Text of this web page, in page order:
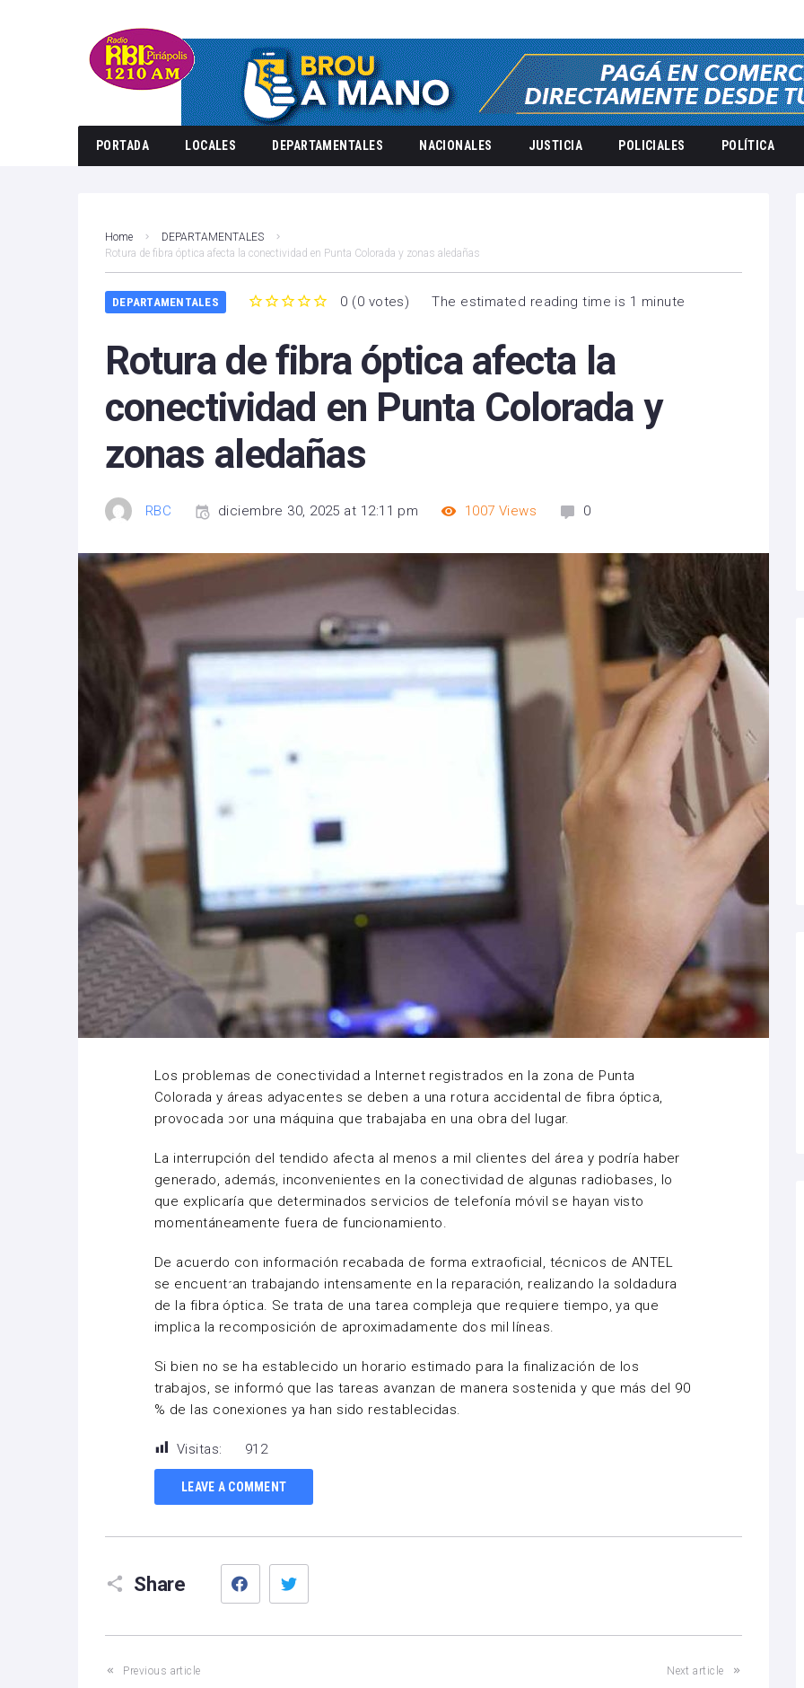
PORTADA LOCALES DEPARTAMENTALES NACIONALES JUSTICIA POLICIALES POLÍTICA
Home
DEPARTAMENTALES
Rotura de fibra óptica afecta la conectividad en Punta Colorada y zonas aledañas
DEPARTAMENTALES 0 (0 votes) The estimated reading time is 1 minute
Rotura de fibra óptica afecta la
conectividad en Punta Colorada y
zonas aledañas
RBC diciembre 30, 2025 at 12:11 pm 1007 Views 0
Los problemas de conectividad a Internet registrados en la zona de Punta
Colorada y áreas adyacentes se deben a una rotura accidental de fibra óptica,
provocada por una máquina que trabajaba en una obra del lugar.
La interrupción del tendido afecta al menos a mil clientes del área y podría haber
generado, además, inconvenientes en la conectividad de algunas radiobases, lo
que explicaría que determinados servicios de telefonía móvil se hayan visto
momentáneamente fuera de funcionamiento.
De acuerdo con información recabada de forma extraoficial, técnicos de ANTEL
se encuentran trabajando intensamente en la reparación, realizando la soldadura
de la fibra óptica. Se trata de una tarea compleja que requiere tiempo, ya que
implica la recomposición de aproximadamente dos mil líneas.
Si bien no se ha establecido un horario estimado para la finalización de los
trabajos, se informó que las tareas avanzan de manera sostenida y que más del 90
% de las conexiones ya han sido restablecidas.
Visitas: 912
LEAVE A COMMENT
Share
Facebook
Previous article Next article